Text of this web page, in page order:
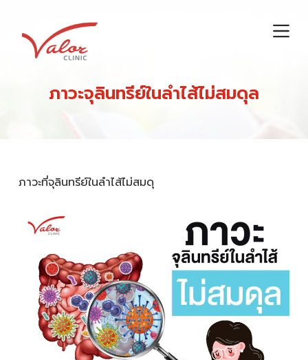
ภาวะจุลินทรีย์ในลำไส้ไม่สมดุล
ภาวะที่จุลินทรีย์ในลำไส้ไม่สมดุ